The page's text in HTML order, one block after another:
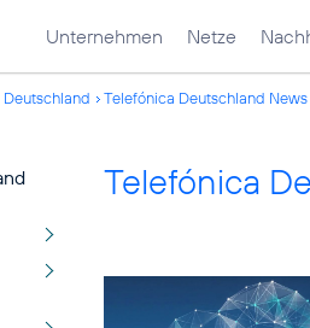
Unternehmen Netze
Telefónica Deutschland News
Telefónica